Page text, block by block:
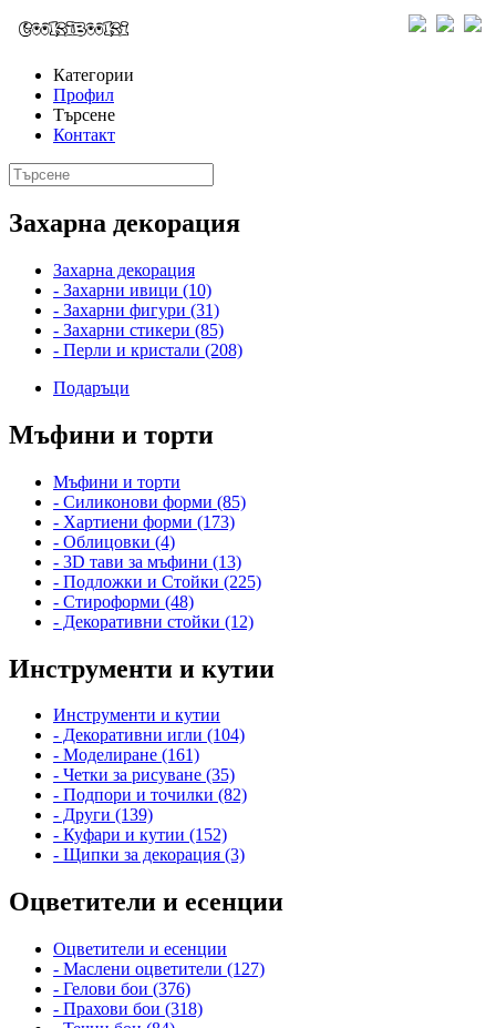
Категории
Профил
Търсене
Контакт
Захарна декорация
Захарна декорация
- Захарни ивици (10)
- Захарни фигури (31)
- Захарни стикери (85)
- Перли и кристали (208)
Подаръци
Мъфини и торти
Мъфини и торти
- Силиконови форми (85)
- Хартиени форми (173)
- Облицовки (4)
- 3D тави за мъфини (13)
- Подложки и Стойки (225)
- Стироформи (48)
- Декоративни стойки (12)
Инструменти и кутии
Инструменти и кутии
- Декоративни игли (104)
- Моделиране (161)
- Четки за рисуване (35)
- Подпори и точилки (82)
- Други (139)
- Куфари и кутии (152)
- Щипки за декорация (3)
Оцветители и есенции
Оцветители и есенции
- Маслени оцветители (127)
- Гелови бои (376)
- Прахови бои (318)